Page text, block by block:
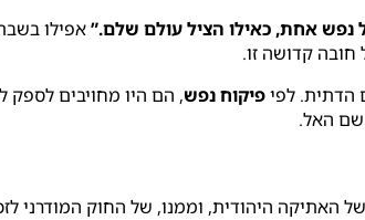
נפש אחת, כאילו הציל עולם שלם.”אפילו
קדושה זו.
הדתית. לפיפיקוח נפש, הם היו מחויבים לספק
שם האל.
האתיקה היהודית, וממנו, של החוק המודרני